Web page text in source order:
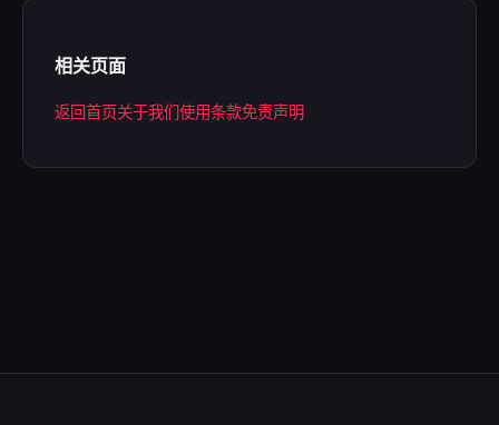
相关页面
返回首页关于我们使用条款免责声明